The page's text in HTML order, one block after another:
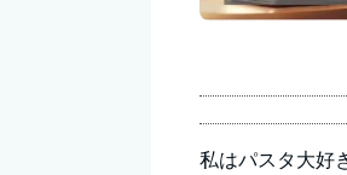
私はパスタ大好